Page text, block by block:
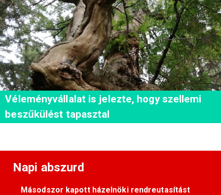
Véleményvállalat is jelezte, hogy szellemi
beszűkülést tapasztal
Napi abszurd
Másodszor kapott házelnöki rendreutasítást